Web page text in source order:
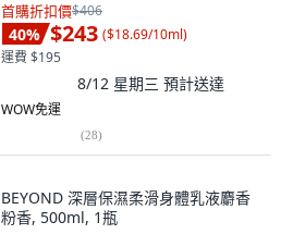
首購折扣價$406
40% $243 ($18.69/10ml)
運費 $195
8/12 星期三 預計送達
WOW免運
(28)
BEYOND 深層保濕柔滑身體乳液麝香
粉香, 500ml, 1瓶